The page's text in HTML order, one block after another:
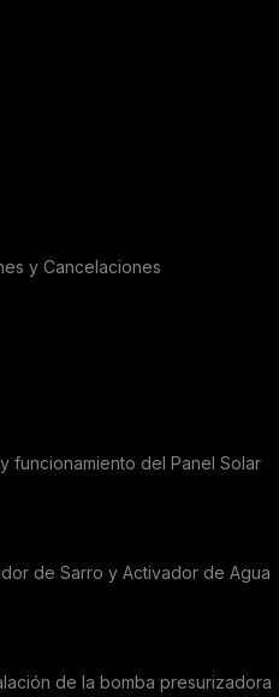
y Cancelaciones
funcionamiento del Panel Solar
de Sarro y Activador de Agua
de la bomba presurizadora